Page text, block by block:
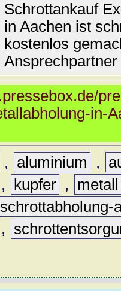
Schrottankauf
in Aachen ist
kostenlos
in-
, aluminium ,
, kupfer ,
metall
schrottabholung-
,